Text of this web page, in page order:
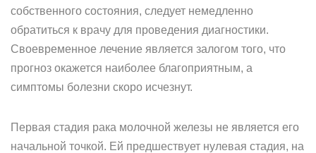
собственного состояния, следует немедленно
обратиться к врачу для проведения диагностики.
Своевременное лечение является залогом того, что
прогноз окажется наиболее благоприятным, а
симптомы болезни скоро исчезнут.
Первая стадия рака молочной железы не является его
начальной точкой. Ей предшествует нулевая стадия, на